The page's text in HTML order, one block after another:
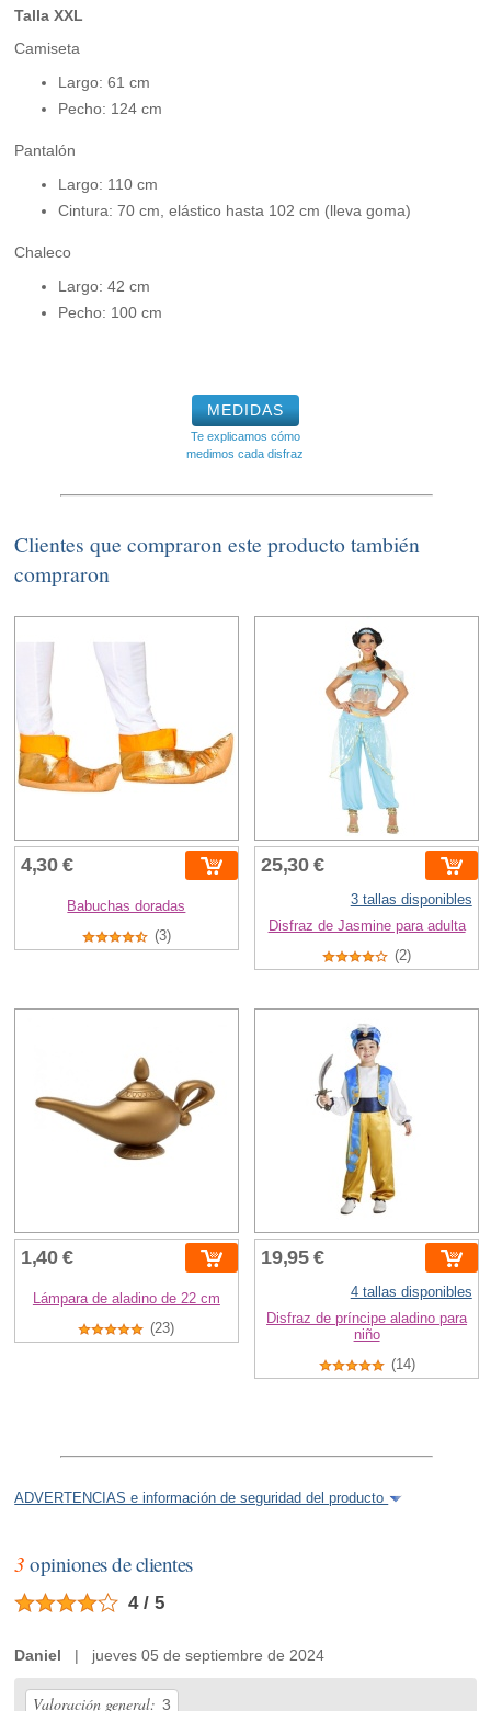
Talla XXL
Camiseta
Largo: 61 cm
Pecho: 124 cm
Pantalón
Largo: 110 cm
Cintura: 70 cm, elástico hasta 102 cm (lleva goma)
Chaleco
Largo: 42 cm
Pecho: 100 cm
MEDIDAS
Te explicamos cómo
medimos cada disfraz
Clientes que compraron este producto también
compraron
4,30 €
Babuchas doradas
(3)
25,30 €
3 tallas disponibles
Disfraz de Jasmine para adulta
(2)
1,40 €
Lámpara de aladino de 22 cm
(23)
19,95 €
4 tallas disponibles
Disfraz de príncipe aladino para
niño
(14)
ADVERTENCIAS e información de seguridad del producto
3 opiniones de clientes
4 / 5
Daniel | jueves 05 de septiembre de 2024
Valoración general: 3